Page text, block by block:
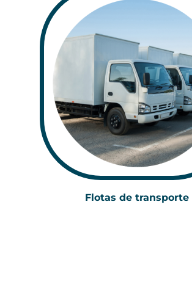
Flotas de transporte